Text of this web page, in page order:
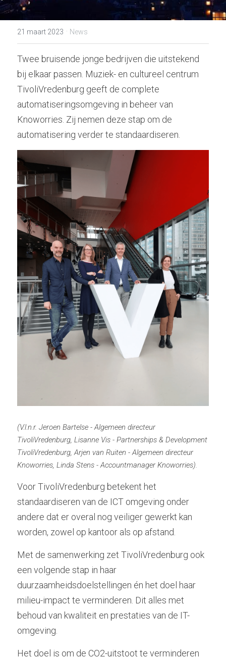
21 maart 2023 · News
Twee bruisende jonge bedrijven die uitstekend
bij elkaar passen. Muziek- en cultureel centrum
TivoliVredenburg geeft de complete
automatiseringsomgeving in beheer van
Knoworries. Zij nemen deze stap om de
automatisering verder te standaardiseren.
(V.l.n.r. Jeroen Bartelse - Algemeen directeur
TivoliVredenburg, Lisanne Vis - Partnerships & Development
TivoliVredenburg, Arjen van Ruiten - Algemeen directeur
Knoworries, Linda Stens - Accountmanager Knoworries).
Voor TivoliVredenburg betekent het
standaardiseren van de ICT omgeving onder
andere dat er overal nog veiliger gewerkt kan
worden, zowel op kantoor als op afstand.
Met de samenwerking zet TivoliVredenburg ook
een volgende stap in haar
duurzaamheidsdoelstellingen én het doel haar
milieu-impact te verminderen. Dit alles met
behoud van kwaliteit en prestaties van de IT-
omgeving.
Het doel is om de CO2-uitstoot te verminderen